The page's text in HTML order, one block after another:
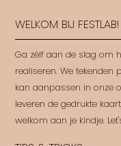
WELKOM BIJ FESTLAB!
Ga zélf aan de slag om
realiseren. We
kan aanpassen in onze
leveren de gedrukte
welkom aan je kindje.